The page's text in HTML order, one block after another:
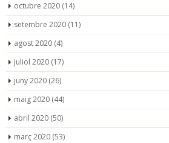
octubre 2020 (14)
setembre 2020 (11)
agost 2020 (4)
juliol 2020 (17)
juny 2020 (26)
maig 2020 (44)
abril 2020 (50)
març 2020 (53)